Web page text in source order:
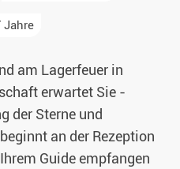
Jahre
am Lagerfeuer in
erwartet Sie -
der Sterne und
an der Rezeption
Guide empfangen